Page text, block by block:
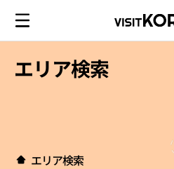
エリア検索
エリア検索